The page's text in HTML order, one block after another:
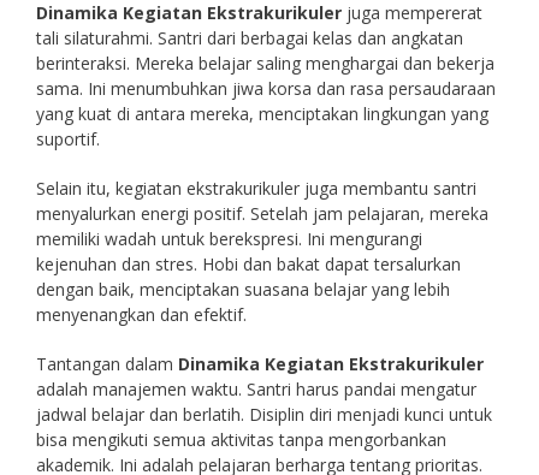
Dinamika Kegiatan Ekstrakurikuler juga mempererat
tali silaturahmi. Santri dari berbagai kelas dan angkatan
berinteraksi. Mereka belajar saling menghargai dan bekerja
sama. Ini menumbuhkan jiwa korsa dan rasa persaudaraan
yang kuat di antara mereka, menciptakan lingkungan yang
suportif.
Selain itu, kegiatan ekstrakurikuler juga membantu santri
menyalurkan energi positif. Setelah jam pelajaran, mereka
memiliki wadah untuk berekspresi. Ini mengurangi
kejenuhan dan stres. Hobi dan bakat dapat tersalurkan
dengan baik, menciptakan suasana belajar yang lebih
menyenangkan dan efektif.
Tantangan dalam Dinamika Kegiatan Ekstrakurikuler
adalah manajemen waktu. Santri harus pandai mengatur
jadwal belajar dan berlatih. Disiplin diri menjadi kunci untuk
bisa mengikuti semua aktivitas tanpa mengorbankan
akademik. Ini adalah pelajaran berharga tentang prioritas.